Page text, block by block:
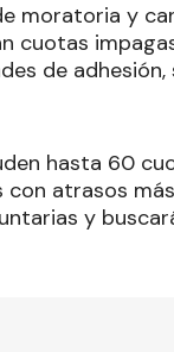
moratoria y
cuotas
de
hasta 60
atrasos
y